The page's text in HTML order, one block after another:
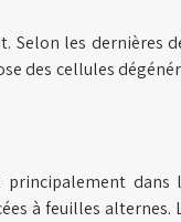
les
des cellules
à feuilles